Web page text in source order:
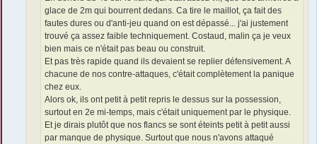
glace de 2m qui bourrent dedans. Ca tire le maillot, ça fait des
fautes dures ou d'anti-jeu quand on est dépassé... j'ai justement
trouvé ça assez faible techniquement. Costaud, malin ça je veux
bien mais ce n'était pas beau ou construit.
Et pas très rapide quand ils devaient se replier défensivement. A
chacune de nos contre-attaques, c'était complètement la panique
chez eux.
Alors ok, ils ont petit à petit repris le dessus sur la possession,
surtout en 2e mi-temps, mais c'était uniquement par le physique.
Et je dirais plutôt que nos flancs se sont éteints petit à petit aussi
par manque de physique. Surtout que nous n'avons attaqué